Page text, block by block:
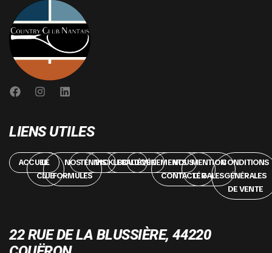
LIENS UTILES
ACCUEIL
LE
CLUB
NOS
FORMULES
TENNISPICKLEBALL
BOUTIQUEÉVÉNEMENTS
NOUS
CONTACTER
MENTION
LÉGALES
CONDITIONS
GÉNÉRALES
DE VENTE
22 RUE DE LA BLUSSIÈRE, 44220